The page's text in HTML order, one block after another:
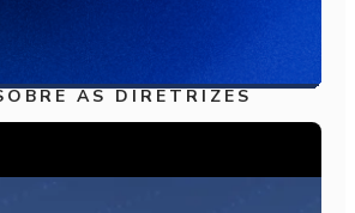
AS DIRETRIZES